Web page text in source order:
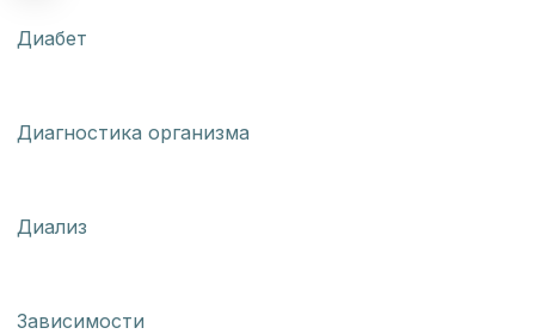
Диабет
Диагностика организма
Диализ
Зависимости